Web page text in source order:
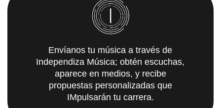
Envíanos tu música a través de
Independiza Música; obtén escuchas,
aparece en medios, y recibe
propuestas personalizadas que
IMpulsarán tu carrera.